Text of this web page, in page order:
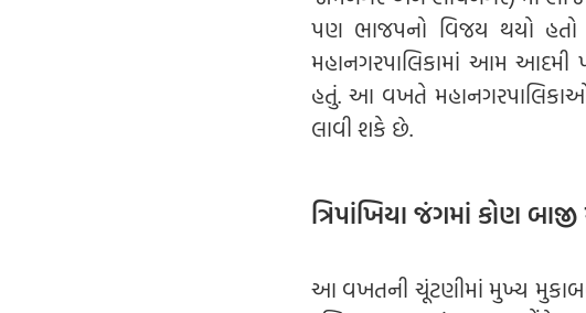
પણ ભાજપનો વિજય થયો
મહાનગરપાલિકામાં આમ આદમી
હતું. આ વખતે
લાવી શકે છે.
ત્રિપાંખિયા જંગમાં કોણ
આ વખતની ચૂંટણીમાં મુખ્ય મુકાબલો